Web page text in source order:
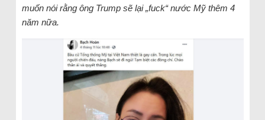
muốn nói rằng ông Trump sẽ lại „fuck“ nước Mỹ thêm 4
năm nữa.